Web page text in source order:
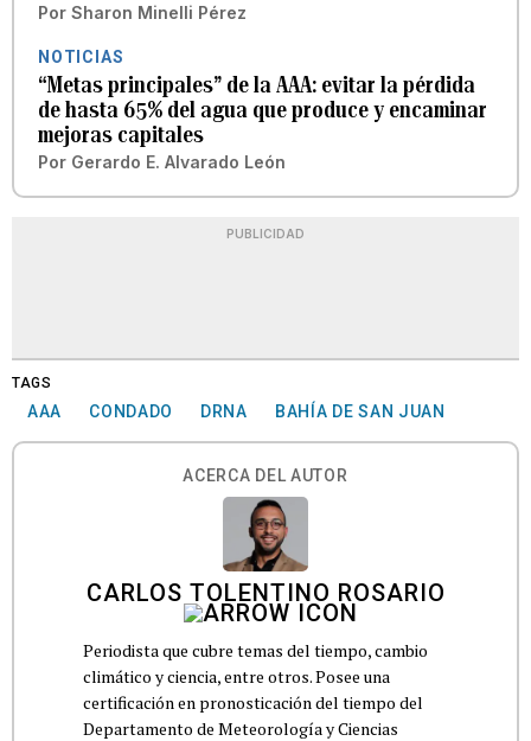
Por Sharon Minelli Pérez
NOTICIAS
“Metas principales” de la AAA: evitar la pérdida
de hasta 65% del agua que produce y encaminar
mejoras capitales
Por Gerardo E. Alvarado León
PUBLICIDAD
TAGS
AAA CONDADO DRNA BAHÍA DE SAN JUAN
ACERCA DEL AUTOR
CARLOS TOLENTINO ROSARIO
Periodista que cubre temas del tiempo, cambio
climático y ciencia, entre otros. Posee una
certificación en pronosticación del tiempo del
Departamento de Meteorología y Ciencias